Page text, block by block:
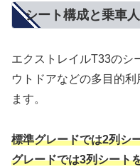
シート構成と乗車
エクストレイルT33のシ
ウトドアなどの多目的
ます。
標準グレードでは2列シ
グレードでは3列シート